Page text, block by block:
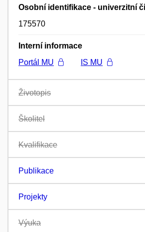
Osobní identifikace - univerzitní
175570
Interní informace
Portál MU
IS MU
Životopis
Školitel
Kvalifikace
Publikace
Projekty
Výuka